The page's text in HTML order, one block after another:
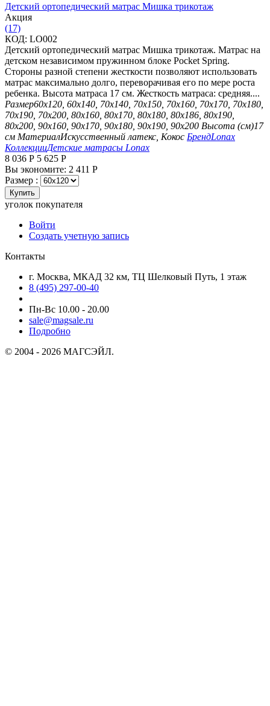
Детский ортопедический матрас Мишка трикотаж
Aкция
(17)
КОД: LO002
Детский ортопедический матрас Мишка трикотаж. Матрас на
детском независимом пружинном блоке Pocket Spring.
Стороны разной степени жесткости позволяют использовать
матрас максимально долго, переворачивая его по мере роста
ребенка. Высота матраса 17 см. Жесткость матраса: средняя....
Размер60х120, 60х140, 70х140, 70х150, 70х160, 70х170, 70х180,
70х190, 70х200, 80х160, 80х170, 80х180, 80х186, 80х190,
80х200, 90х160, 90х170, 90х180, 90х190, 90х200 Высота (см)17
см МатериалИскусственный латекс, Кокос БрендLonax
КоллекцииДетские матрасы Lonax
8 036 Р 5 625 Р
Вы экономите: 2 411 Р
Размер :
Купить
уголок покупателя
Войти
Создать учетную запись
Контакты
г. Москва, МКАД 32 км, ТЦ Шелковый Путь, 1 этаж
8 (495) 297-00-40
Пн-Вс 10.00 - 20.00
sale@magsale.ru
Подробно
© 2004 - 2026 МАГСЭЙЛ.